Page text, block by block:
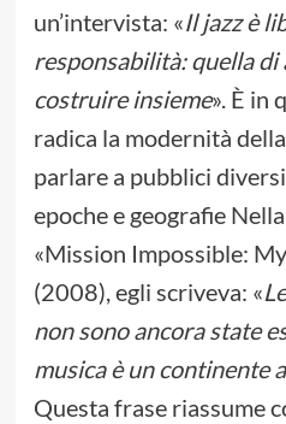
un’intervista: «Il jazz è
responsabilità: quella di
costruire insieme». È in
radica la modernità
parlare a pubblici
epoche e geografie
«Mission Impossible:
(2008), egli scriveva: «
non sono ancora state
musica è un continente
Questa frase riassume